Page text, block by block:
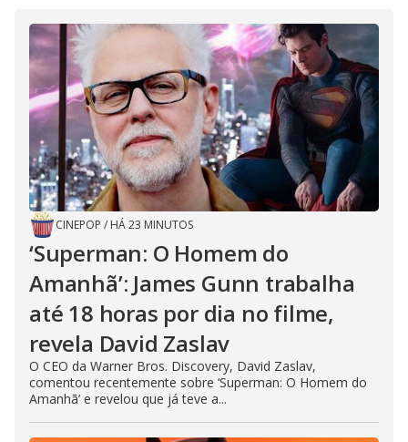
CINEPOP / HÁ 23 MINUTOS
‘Superman: O Homem do
Amanhã’: James Gunn trabalha
até 18 horas por dia no filme,
revela David Zaslav
O CEO da Warner Bros. Discovery, David Zaslav,
comentou recentemente sobre ‘Superman: O Homem do
Amanhã’ e revelou que já teve a...